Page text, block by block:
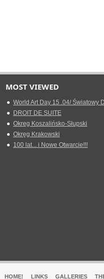
MOST VIEWED
World Art Day 15 .04/ Światowy
DROIT DE SUITE
Okreg Koszalińsko-Słupski
Okręg Krakowski
100 lat... i Nowe Otwarcie!!!
HOME! LINKS GALLERIES